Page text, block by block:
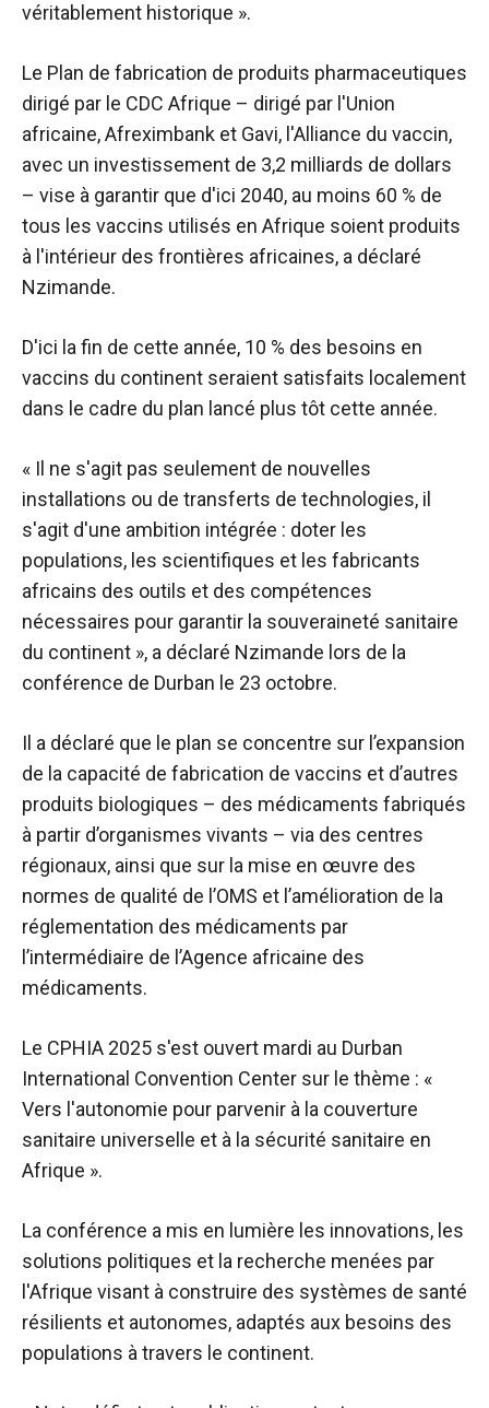
véritablement historique ».
Le Plan de fabrication de produits pharmaceutiques
dirigé par le CDC Afrique – dirigé par l'Union
africaine, Afreximbank et Gavi, l'Alliance du vaccin,
avec un investissement de 3,2 milliards de dollars
– vise à garantir que d'ici 2040, au moins 60 % de
tous les vaccins utilisés en Afrique soient produits
à l'intérieur des frontières africaines, a déclaré
Nzimande.
D'ici la fin de cette année, 10 % des besoins en
vaccins du continent seraient satisfaits localement
dans le cadre du plan lancé plus tôt cette année.
« Il ne s'agit pas seulement de nouvelles
installations ou de transferts de technologies, il
s'agit d'une ambition intégrée : doter les
populations, les scientifiques et les fabricants
africains des outils et des compétences
nécessaires pour garantir la souveraineté sanitaire
du continent », a déclaré Nzimande lors de la
conférence de Durban le 23 octobre.
Il a déclaré que le plan se concentre sur l’expansion
de la capacité de fabrication de vaccins et d’autres
produits biologiques – des médicaments fabriqués
à partir d’organismes vivants – via des centres
régionaux, ainsi que sur la mise en œuvre des
normes de qualité de l’OMS et l’amélioration de la
réglementation des médicaments par
l’intermédiaire de l’Agence africaine des
médicaments.
Le CPHIA 2025 s'est ouvert mardi au Durban
International Convention Center sur le thème : «
Vers l'autonomie pour parvenir à la couverture
sanitaire universelle et à la sécurité sanitaire en
Afrique ».
La conférence a mis en lumière les innovations, les
solutions politiques et la recherche menées par
l'Afrique visant à construire des systèmes de santé
résilients et autonomes, adaptés aux besoins des
populations à travers le continent.